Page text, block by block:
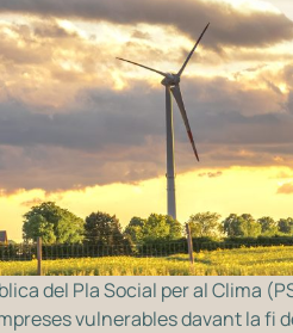
del Pla Social per al Clima
vulnerables davant la fi